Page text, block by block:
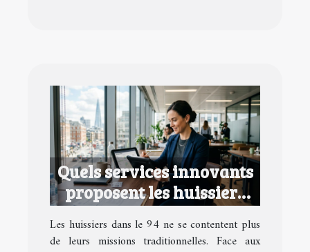
Quels services innovants
proposent les huissiers
dans le 94 ?
Les huissiers dans le 94 ne se contentent plus
de leurs missions traditionnelles. Face aux